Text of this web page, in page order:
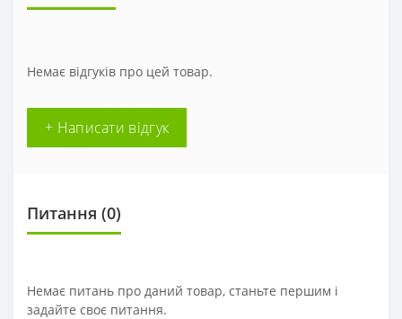
Немає відгуків про цей товар.
+ Написати відгук
Питання (0)
Немає питань про даний товар, станьте першим і
задайте своє питання.